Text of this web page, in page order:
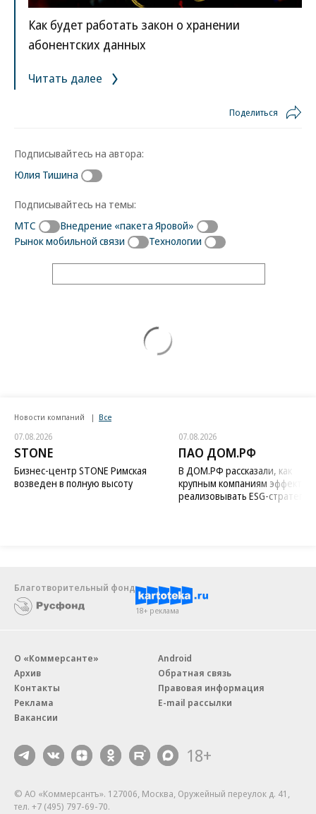
Как будет работать закон о хранении
абонентских данных
Читать далее
Поделиться
Подписывайтесь на автора:
Юлия Тишина
Подписывайтесь на темы:
МТС
Внедрение «пакета Яровой»
Рынок мобильной связи
Технологии
Новости компаний Все
07.08.2026
STONE
Бизнес-центр STONE Римская
возведен в полную высоту
07.08.2026
ПАО ДОМ.РФ
В ДОМ.РФ рассказали, как
крупным компаниям
реализовывать ESG-стратегию
Благотворительный фонд
18+ реклама
О «Коммерсанте»
Архив
Контакты
Реклама
Вакансии
Android
Обратная связь
Правовая информация
E-mail рассылки
18+
© АО «Коммерсантъ». 127006, Москва, Оружейный переулок д. 41,
тел. +7 (495) 797-69-70.